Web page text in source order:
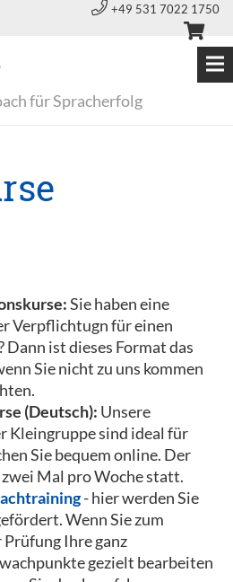
+49 531 7022 1750
für Spracherfolg
Sie haben eine
Verpflichtugn für einen
ist dieses Format das
Sie nicht zu uns kommen
(Deutsch): Unsere
Kleingruppe sind ideal für
Sie bequem online. Der
Mal pro Woche statt.
- hier werden Sie
Wenn Sie zum
Ihre ganz
gezielt bearbeiten